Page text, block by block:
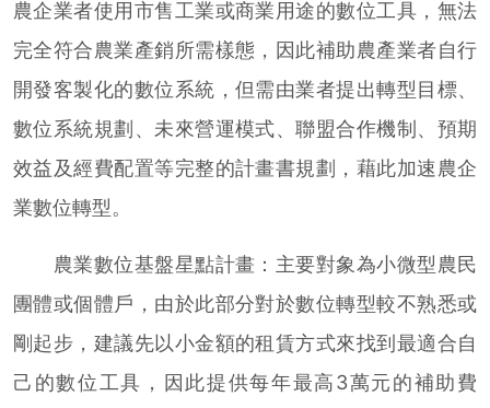
農企業者使用市售工業或商業用途的數位工具，無法
完全符合農業產銷所需樣態，因此補助農產業者自行
開發客製化的數位系統，但需由業者提出轉型目標、
數位系統規劃、未來營運模式、聯盟合作機制、預期
效益及經費配置等完整的計畫書規劃，藉此加速農企
業數位轉型。
農業數位基盤星點計畫：主要對象為小微型農民
團體或個體戶，由於此部分對於數位轉型較不熟悉或
剛起步，建議先以小金額的租賃方式來找到最適合自
己的數位工具，因此提供每年最高3萬元的補助費